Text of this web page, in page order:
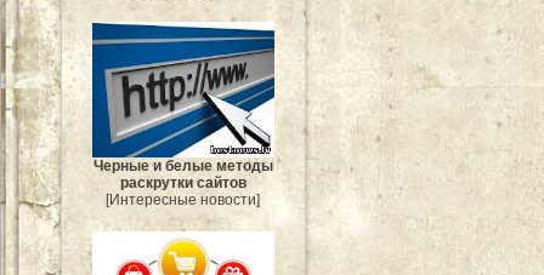
Черные и белые методы
раскрутки сайтов
[Интересные новости]